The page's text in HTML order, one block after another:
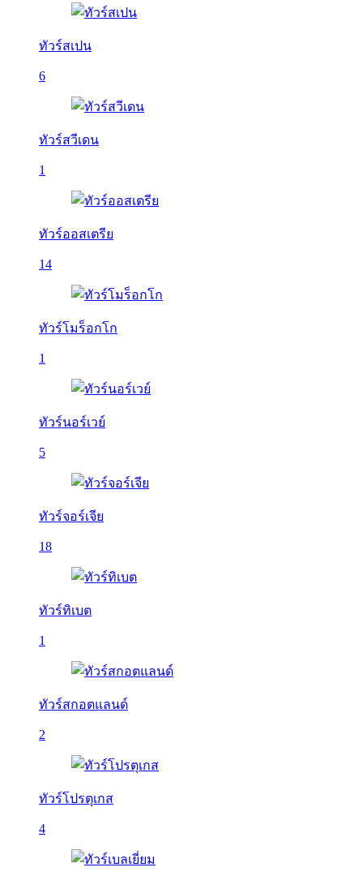
ทัวร์สเปน
6
ทัวร์สวีเดน
1
ทัวร์ออสเตรีย
14
ทัวร์โมร็อกโก
1
ทัวร์นอร์เวย์
5
ทัวร์จอร์เจีย
18
ทัวร์ทิเบต
1
ทัวร์สกอตแลนด์
2
ทัวร์โปรตุเกส
4